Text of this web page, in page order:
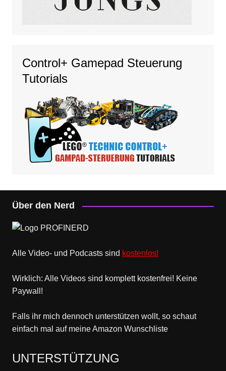
Control+ Gamepad Steuerung
Tutorials
Über den Nerd
Alle Video- und Podcasts sind kostenlos!
Wirklich: Alle Videos sind komplett kostenfrei! Keine
Paywall!
Falls ihr mich dennoch unterstützen wollt, so schaut
einfach mal auf meine Amazon Wunschliste
UNTERSTÜTZUNG